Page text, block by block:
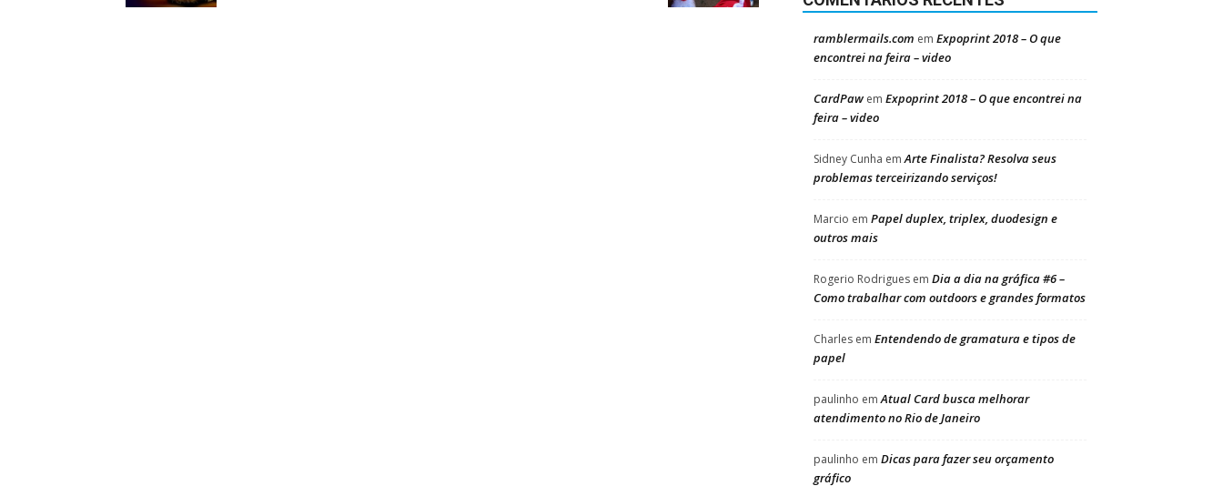
ramblermails.com em Expoprint 2018 – O que
encontrei na feira – video
CardPawem Expoprint 2018 – O que encontrei na
feira – video
Sidney Cunha emArte Finalista? Resolva seus
problemas terceirizando serviços!
Marcio em Papel duplex, triplex, duodesign e
outros mais
Rogerio Rodrigues em Dia a dia na gráfica #6 –
Como trabalhar com outdoors e grandes formatos
Charles em Entendendo de gramatura e tipos de
papel
paulinho emAtual Card busca melhorar
atendimento no Rio de Janeiro
paulinho em Dicas para fazer seu orçamento
gráfico